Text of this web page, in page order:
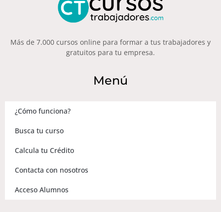
Más de 7.000 cursos online para formar a tus trabajadores y
gratuitos para tu empresa.
Menú
¿Cómo funciona?
Busca tu curso
Calcula tu Crédito
Contacta con nosotros
Acceso Alumnos